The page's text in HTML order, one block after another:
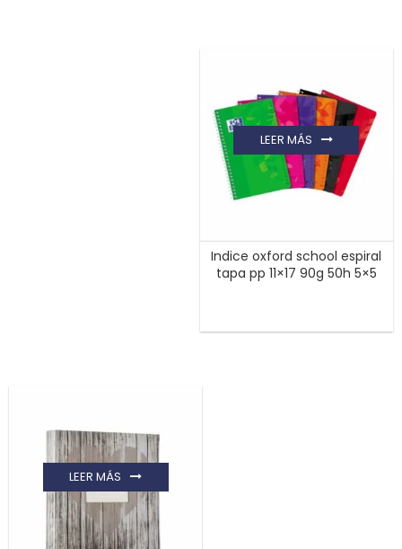
Indice oxford school espiral
tapa pp 11×17 90g 50h 5×5
LEER MÁS
LEER MÁS